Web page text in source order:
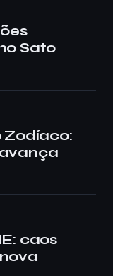
Sato
Zodíaco:
caos